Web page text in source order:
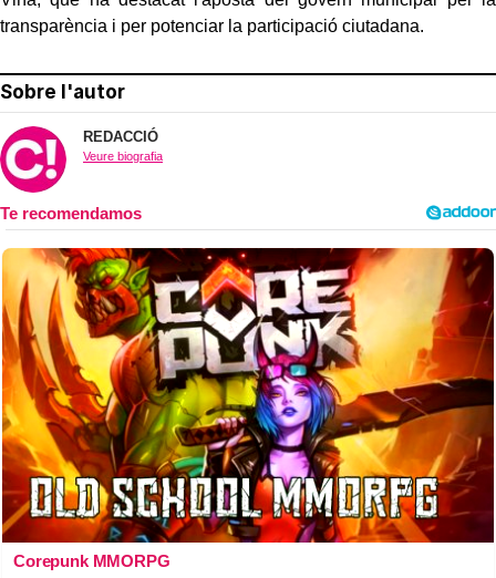
transparència i per potenciar la participació ciutadana.
Sobre l'autor
REDACCIÓ
Veure biografia
Corepunk MMORPG